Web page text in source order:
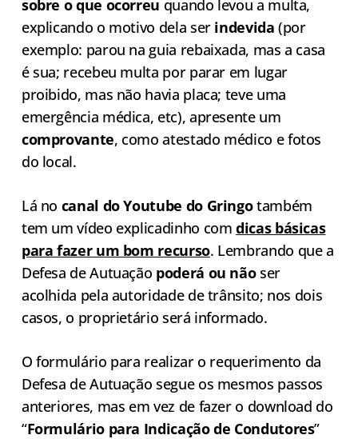
sobre o que ocorreu quando levou a multa,
explicando o motivo dela serindevida(por
exemplo: parou na guia rebaixada, mas a casa
é sua; recebeu multa por parar em lugar
proibido, mas não havia placa; teve uma
emergência médica, etc), apresente um
comprovante, como atestado médico e fotos
do local.
Lá no canal do Youtube do Gringotambém
tem um vídeo explicadinho comdicas básicas
para fazer um bom recurso. Lembrando que a
Defesa de Autuação poderá ou nãoser
acolhida pela autoridade de trânsito; nos dois
casos, o proprietário será informado.
O formulário para realizar o requerimento da
Defesa de Autuação segue os mesmos passos
anteriores, mas em vez de fazer o download do
“Formulário para Indicação de Condutores”